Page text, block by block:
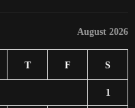
August 2026
T F S
1